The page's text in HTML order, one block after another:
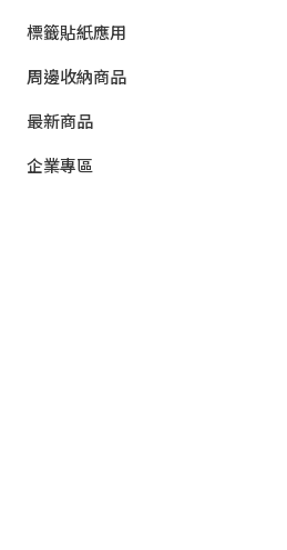
標籤貼紙應用
周邊收納商品
最新商品
企業專區